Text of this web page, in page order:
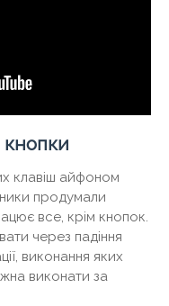
клавіш айфоном
продумали
все, крім кнопок.
через падіння
виконання яких
виконати за